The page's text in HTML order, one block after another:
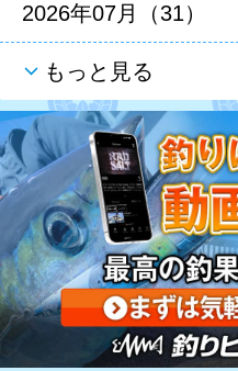
2026年07月（31）
もっと見る